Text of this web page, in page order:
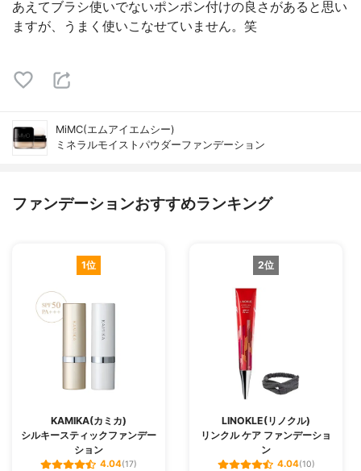
あえてブラシ使いでないポンポン付けの良さがあると思い
ますが、うまく使いこなせていません。笑
MiMC(エムアイエムシー)
ミネラルモイストパウダーファンデーション
ファンデーションおすすめランキング
1位
KAMIKA(カミカ)
シルキースティックファンデー
ション
4.04(17)
2位
LINOKLE(リノクル)
リンクル ケア ファンデーショ
ン
4.04(10)